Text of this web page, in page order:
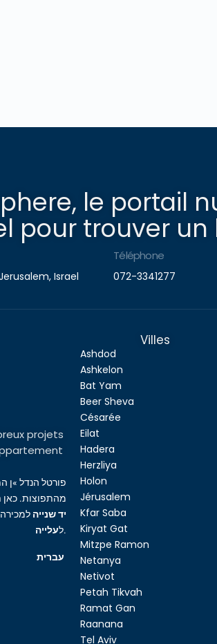
le portail
pour trouver
Israel
Téléphone
072-3341277
projets
פורטל הנדל »ן
מהתפוצות. כאן
יד שנייה
לעלייה .
Villes
Ashdod
Ashkelon
Bat Yam
Beer Sheva
Césarée
Eilat
Hadera
Herzliya
Holon
Jérusalem
Kfar Saba
Kiryat Gat
Mitzpe Ramon
Netanya
Netivot
Petah Tikvah
Ramat Gan
Raanana
Tel Aviv